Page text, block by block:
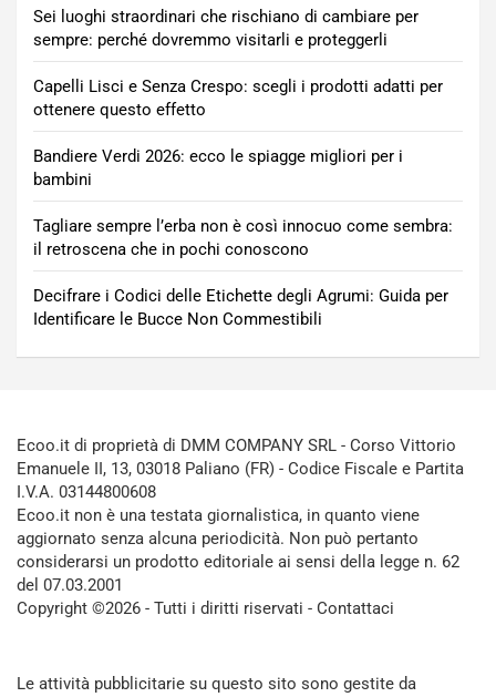
Sei luoghi straordinari che rischiano di cambiare per
sempre: perché dovremmo visitarli e proteggerli
Capelli Lisci e Senza Crespo: scegli i prodotti adatti per
ottenere questo effetto
Bandiere Verdi 2026: ecco le spiagge migliori per i
bambini
Tagliare sempre l’erba non è così innocuo come sembra:
il retroscena che in pochi conoscono
Decifrare i Codici delle Etichette degli Agrumi: Guida per
Identificare le Bucce Non Commestibili
Ecoo.it di proprietà di DMM COMPANY SRL - Corso Vittorio
Emanuele II, 13, 03018 Paliano (FR) - Codice Fiscale e Partita
I.V.A. 03144800608
Ecoo.it non è una testata giornalistica, in quanto viene
aggiornato senza alcuna periodicità. Non può pertanto
considerarsi un prodotto editoriale ai sensi della legge n. 62
del 07.03.2001
Copyright ©2026 - Tutti i diritti riservati - Contattaci
Le attività pubblicitarie su questo sito sono gestite da